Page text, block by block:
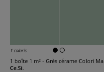
1 coloris
1 boîte 1 m² - Grès cérame Colori Mat Aloe
Ce.Si.